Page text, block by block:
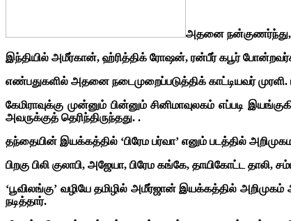
அதனை நன்குணர்ந்து,
இந்தியில் அமீர்கான், ஹ்ரித்திக் ரோஷன், ரன்பீர் கபூர்
எண்பதுகளில் அதனை நடைமுறைப்படுத்திக் காட்டியவர்
கேமிராவுக்கு முன்னும் பின்னும் சினிமாவுலகம் எப்படி
அவருக்குத் தெரிந்திருந்தது. .
தந்தையின் இயக்கத்தில் ‘பிரேம பர்வா’ எனும் படத்தில்
பிறகு பிலி குலாபி, அஜேயா, பிரேம கங்கே, தாயிகோட்ட
‘பூவிலங்கு’ வழியே தமிழில் அமீர்ஜான் இயக்கத்தில்
நடித்தார்.